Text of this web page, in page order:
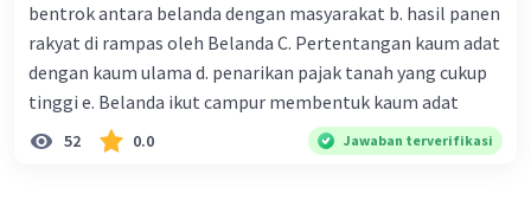
bentrok antara belanda dengan masyarakat b. hasil panen
rakyat di rampas oleh Belanda C. Pertentangan kaum adat
dengan kaum ulama d. penarikan pajak tanah yang cukup
tinggi e. Belanda ikut campur membentuk kaum adat
52 0.0 Jawaban terverifikasi